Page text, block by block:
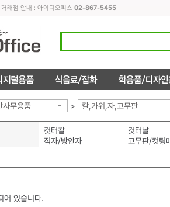
거래점 안내 : 아이디오피스 02-867-5455
사무용품 > 칼,가위,자,고무판
컷터칼
컷터날
직자/방안자
고무판/컷팅
어 있습니다.